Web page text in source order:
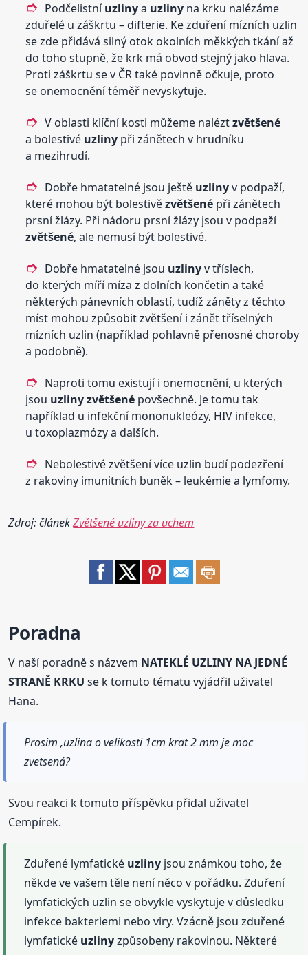
Podčelistníuzlinya uzliny na krku nalézáme
zduřelé u záškrtu – difterie. Ke zduření mízních uzlin
se zde přidává silný otok okolních měkkých tkání až
do toho stupně, že krk má obvod stejný jako hlava.
Proti záškrtu se v ČR také povinně očkuje, proto
se onemocnění téměř nevyskytuje.
V oblasti klíční kosti můžeme naléztzvětšené
a bolestivé uzliny při zánětech v hrudníku
a mezihrudí.
Dobře hmatatelné jsou ještě uzlinyv podpaží,
které mohou být bolestivězvětšené při zánětech
prsní žlázy. Při nádoru prsní žlázy jsou v podpaží
zvětšené, ale nemusí být bolestivé.
Dobře hmatatelné jsou uzlinyv tříslech,
do kterých míří míza z dolních končetin a také
některých pánevních oblastí, tudíž záněty z těchto
míst mohou způsobit zvětšení i zánět tříselných
mízních uzlin (například pohlavně přenosné choroby
a podobně).
Naproti tomu existují i onemocnění, u kterých
jsou uzliny zvětšené povšechně. Je tomu tak
například u infekční mononukleózy, HIV infekce,
u toxoplazmózy a dalších.
Nebolestivé zvětšení více uzlin budí podezření
z rakoviny imunitních buněk – leukémie a lymfomy.
Zdroj: článekZvětšené uzliny za uchem
Poradna
V naší poradně s názvem NATEKLÉ UZLINY NA JEDNÉ
STRANĚ KRKU se k tomuto tématu vyjádřil uživatel
Hana.
Prosim ,uzlina o velikosti 1cm krat 2 mm je moc
zvetsená?
Svou reakci k tomuto příspěvku přidal uživatel
Cempírek.
Zduřené lymfatické uzliny jsou známkou toho, že
někde ve vašem těle není něco v pořádku. Zduření
lymfatických uzlin se obvykle vyskytuje v důsledku
infekce bakteriemi nebo viry. Vzácně jsou zduřené
lymfatické uzlinyzpůsobeny rakovinou. Některé